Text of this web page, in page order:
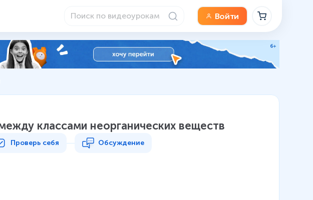
Войти
классами неорганических веществ
Проверь себя Обсуждение